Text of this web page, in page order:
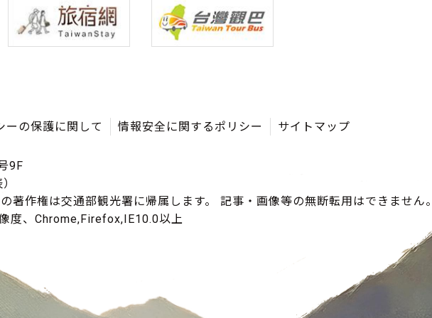
ーの保護に関して 情報安全に関するポリシー サイトマップ
9F
著作権は交通部観光署に帰属します。 記事・画像等の無断転用はできません。
度、Chrome,Firefox,IE10.0以上